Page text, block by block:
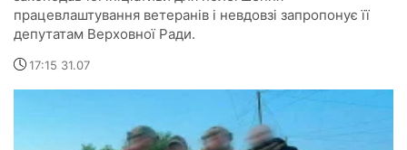
працевлаштування ветеранів і невдовзі запропонує її
депутатам Верховної Ради.
17:15 31.07